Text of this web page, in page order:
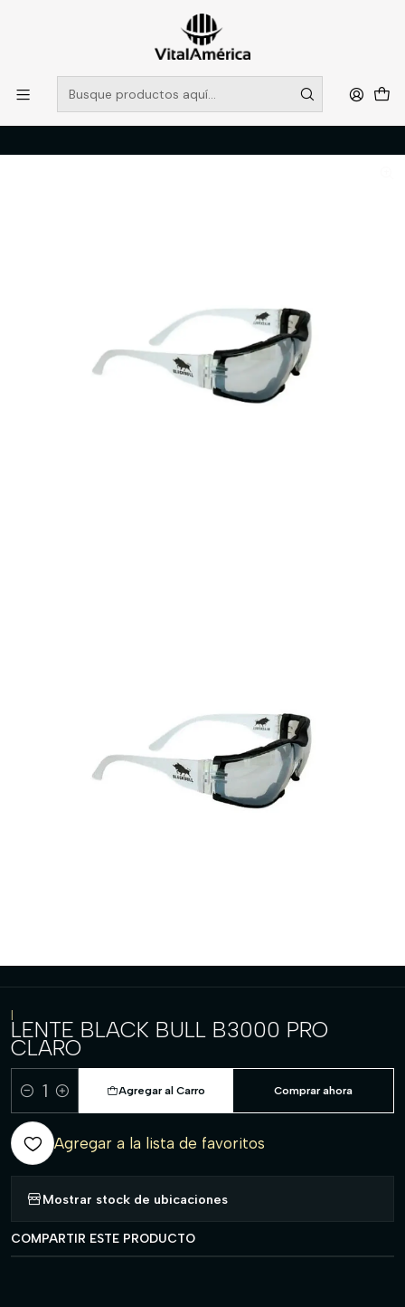
POR SISTEMA FRONTAL SOLO RETIROS EN TIENDA, DESDE
MUCHAS GRACIAS +569 5956 2237
Leer más
Inicio PROTECCION PERSONAL
LENTES
LENTE BLACK BULL B3000 PRO CLARO
|
LENTE BLACK BULL B3000 PRO
CLARO
Cantidad
Agregar al Carro Comprar ahora
Agregar a la lista de favoritos
Mostrar stock de ubicaciones
COMPARTIR ESTE PRODUCTO